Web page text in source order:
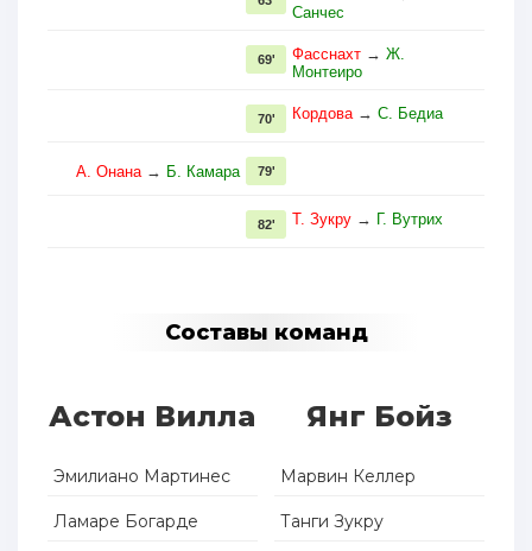
Санчес
Фасснахт → Ж.
Монтеиро
69'
Кордова→ С. Бедиа
70'
А. Онана→ Б. Камара 79'
Т. Зукру → Г. Вутрих
82'
Составы команд
Астон Вилла
Эмилиано Мартинес
Ламаре Богарде
Янг Бойз
Марвин Келлер
Танги Зукру